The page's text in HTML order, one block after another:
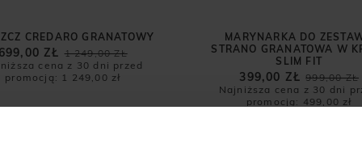
CREDARO GRANATOWY
1 249,00 ZŁ
699,00 ZŁ
cena z 30 dni przed
promocją: 1 249,00 zł
MARYNARKA DO
STRANO GRANATOWA W
SLIM FIT
999,00 ZŁ
399,00 ZŁ
Najniższa cena z 30 dni
promocją: 499,00 zł